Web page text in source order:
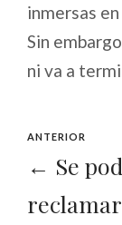
inmersas
Sin
ni va a
ANTERIOR
← Se